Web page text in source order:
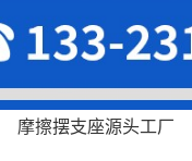
摩擦摆支座源头工厂